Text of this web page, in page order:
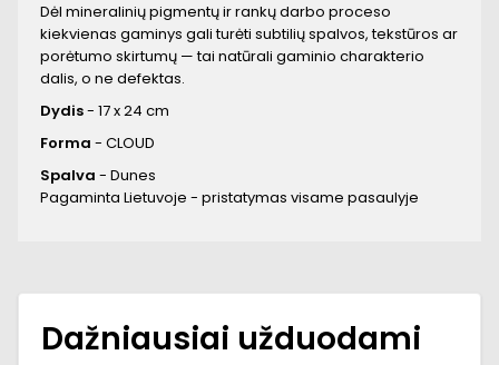
Dėl mineralinių pigmentų ir rankų darbo proceso
kiekvienas gaminys gali turėti subtilių spalvos, tekstūros ar
porėtumo skirtumų — tai natūrali gaminio charakterio
dalis, o ne defektas.
Dydis- 17 x 24 cm
Forma - CLOUD
Spalva - Dunes
Pagaminta Lietuvoje - pristatymas visame pasaulyje
Dažniausiai užduodami